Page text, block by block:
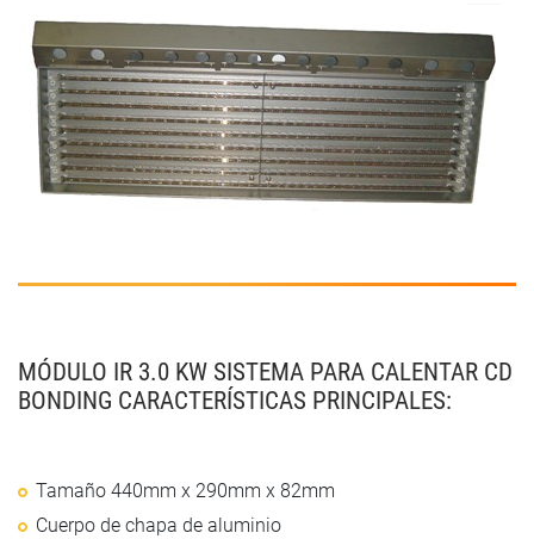
MÓDULO IR 3.0 KW SISTEMA PARA CALENTAR CD
BONDING CARACTERÍSTICAS PRINCIPALES:
Tamaño 440mm x 290mm x 82mm
Cuerpo de chapa de aluminio